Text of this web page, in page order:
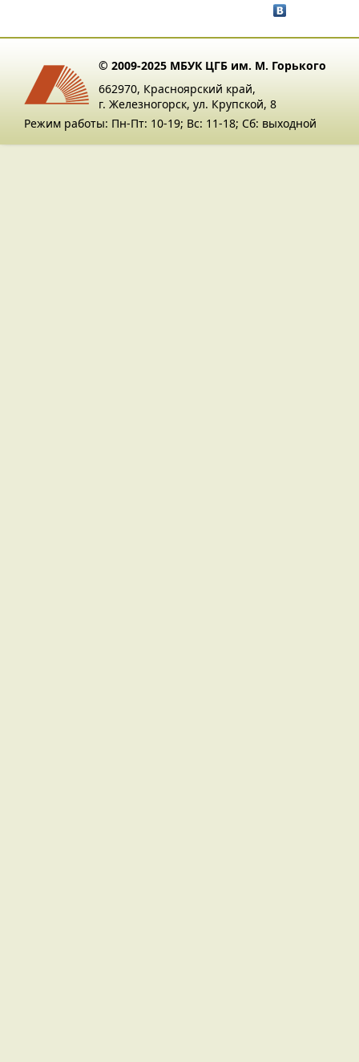
© 2009-2025 МБУК ЦГБ им. М. Горького
662970, Красноярский край,
г. Железногорск, ул. Крупской, 8
Режим работы: Пн-Пт: 10-19; Вс: 11-18; Сб: выходной